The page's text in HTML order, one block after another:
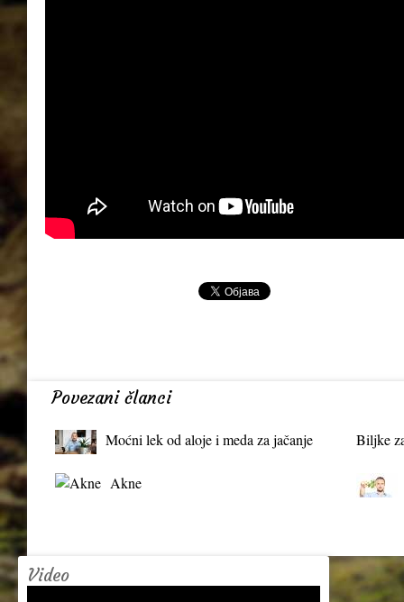
Povezani članci
Moćni lek od aloje i meda za jačanje
Biljke
Akne
Video